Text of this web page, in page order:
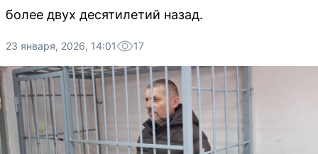
более двух десятилетий назад.
23 января, 2026, 14:01 17